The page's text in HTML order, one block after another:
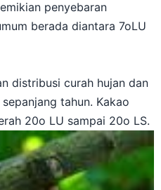
penyebaran
berada diantara 7oLU
distribusi curah hujan dan
tahun. Kakao
20o LU sampai 20o LS.